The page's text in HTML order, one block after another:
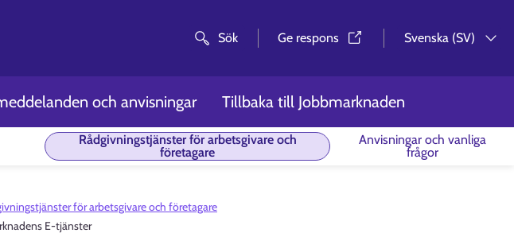
Sök Ge respons⁠
Svenska (SV)
och anvisningar Tillbaka till Jobbmarknaden
Rådgivningstjänster för arbetsgivare och
företagare
Anvisningar och vanliga
frågor
för arbetsgivare och företagare
E-tjänster